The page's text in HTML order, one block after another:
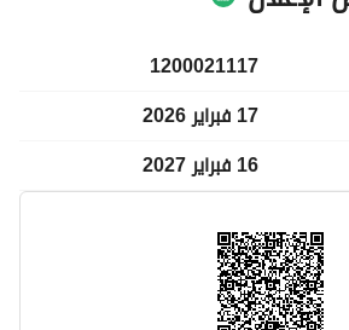
1200021117
17 فبراير 2026
16 فبراير 2027